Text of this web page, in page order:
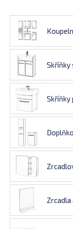
Skříňky
Skříňky
Zrcadla